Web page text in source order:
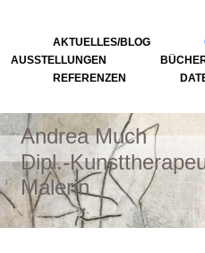
AKTUELLES/BLOG
AUSSTELLUNGEN
REFERENZEN
Andrea Much
Dipl.-
Malerin